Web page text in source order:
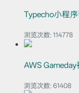
Typecho小程
浏览次数: 114778
AWS
浏览次数: 61408